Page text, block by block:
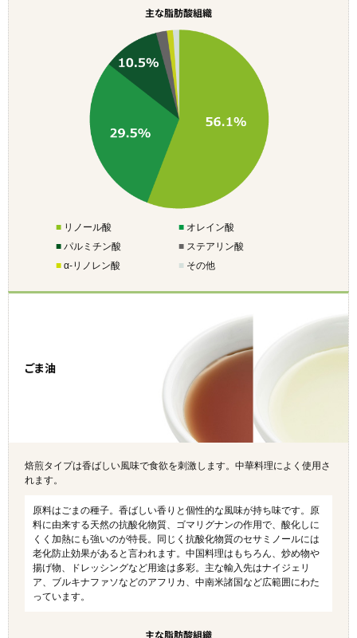
主な脂肪酸組織
■リノール酸 ■オレイン酸
■パルミチン酸 ■ステアリン酸
■α-リノレン酸 ■ その他
ごま油
焙煎タイプは香ばしい風味で食欲を刺激します。中華料理によく使用さ
れます。
原料はごまの種子。香ばしい香りと個性的な風味が持ち味です。原
料に由来する天然の抗酸化物質、ゴマリグナンの作用で、酸化しに
くく加熱にも強いのが特長。同じく抗酸化物質のセサミノールには
老化防止効果があると言われます。中国料理はもちろん、炒め物や
揚げ物、ドレッシングなど用途は多彩。主な輸入先はナイジェリ
ア、ブルキナファソなどのアフリカ、中南米諸国など広範囲にわた
っています。
主な脂肪酸組織